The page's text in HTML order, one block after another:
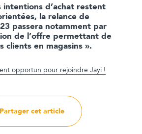
intentions d’achat restent
la relance de
passera notamment par
de l’offre permettant de
clients en magasins ».
opportun pour rejoindre Jayi !
Partager cet article